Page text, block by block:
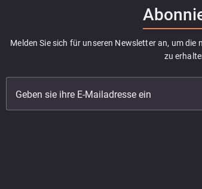
Melden Sie sich für unseren Newsletter an, um
zu
Geben sie ihre E-Mailadresse ein